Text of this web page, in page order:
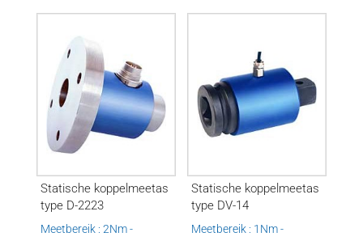
Statische koppelmeetas
type D-2223
Meetbereik : 2Nm -
Statische koppelmeetas
type DV-14
Meetbereik : 1Nm -